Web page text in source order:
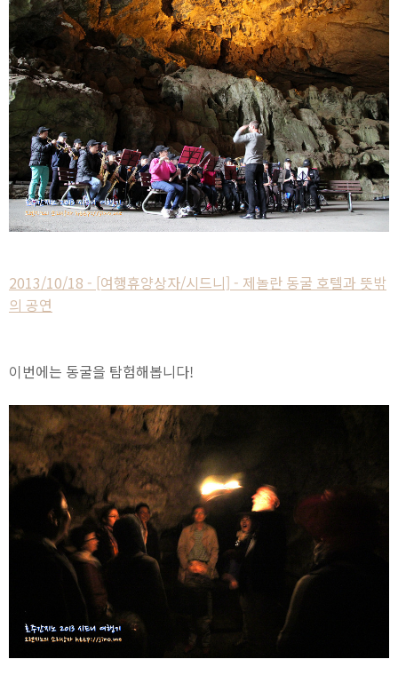
2013/10/18 - [여행휴양상자/시드니] - 제놀란 동굴 호텔과 뜻밖
의 공연
이번에는 동굴을 탐험해봅니다!